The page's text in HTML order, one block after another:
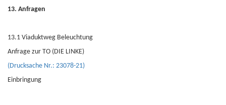
13. Anfragen
13.1 Viaduktweg Beleuchtung
Anfrage zur TO (DIE LINKE)
(Drucksache Nr.: 23078-21)
Einbringung